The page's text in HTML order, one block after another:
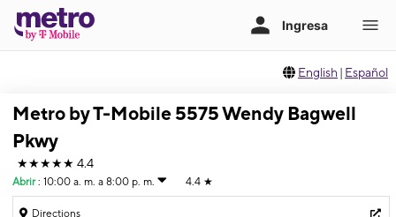
English | Español
Metro by T-Mobile 5575 Wendy Bagwell
Pkwy
★★★★★ 4.4
Abrir : 10:00 a. m. a 8:00 p. m. 4.4 ★
Directions